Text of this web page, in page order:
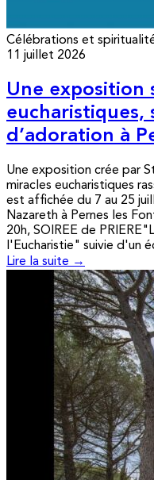
Célébrations et
11 juillet 2026
Une exposition
eucharistiques,
d’adoration à
Une exposition crée par
miracles eucharistiques
est affichée du 7 au 25
Nazareth à Pernes les
20h, SOIREE de
l'Eucharistie" suivie d'un
Lire la suite →